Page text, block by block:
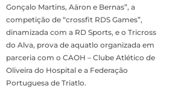
Gonçalo Martins, Aäron e Bernas”, a
competição de “crossfit RDS Games”,
dinamizada com a RD Sports, e o Tricross
do Alva, prova de aquatlo organizada em
parceria com o CAOH – Clube Atlético de
Oliveira do Hospital e a Federação
Portuguesa de Triatlo.